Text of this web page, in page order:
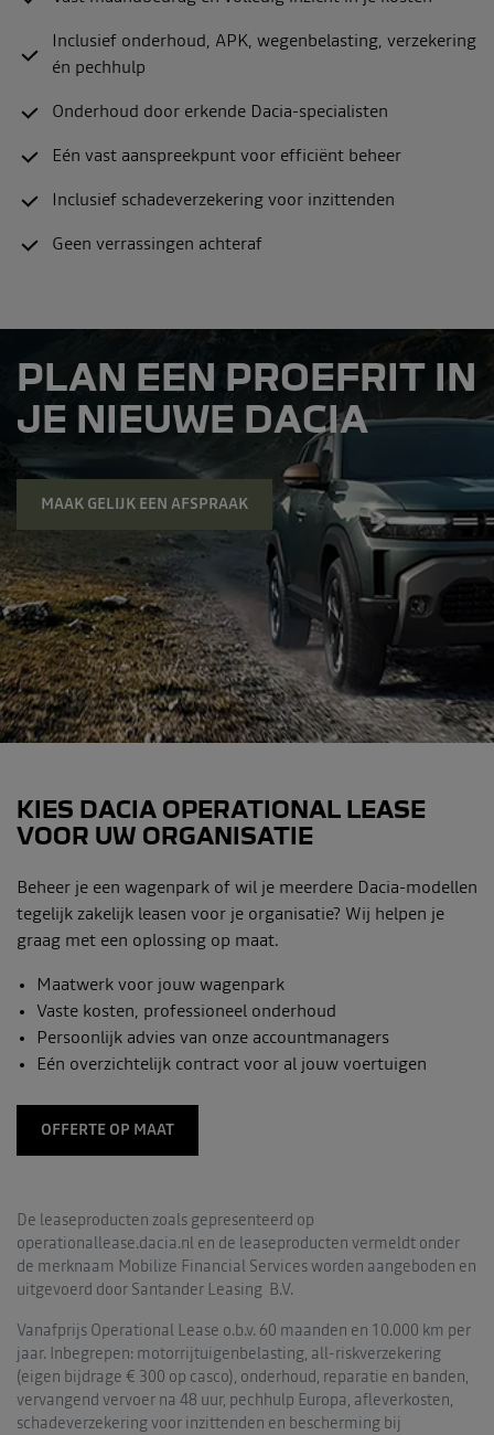
Inclusief onderhoud, APK, wegenbelasting, verzekering
én pechhulp
Onderhoud door erkende Dacia-specialisten
Eén vast aanspreekpunt voor efficiënt beheer
Inclusief schadeverzekering voor inzittenden
Geen verrassingen achteraf
PLAN EEN PROEFRIT IN
JE NIEUWE DACIA
MAAK GELIJK EEN AFSPRAAK
KIES DACIA OPERATIONAL LEASE
VOOR UW ORGANISATIE
Beheer je een wagenpark of wil je meerdere Dacia-modellen
tegelijk zakelijk leasen voor je organisatie? Wij helpen je
graag met een oplossing op maat.
Maatwerk voor jouw wagenpark
Vaste kosten, professioneel onderhoud
Persoonlijk advies van onze accountmanagers
Eén overzichtelijk contract voor al jouw voertuigen
OFFERTE OP MAAT
De leaseproducten zoals gepresenteerd op
operationallease.dacia.nl en de leaseproducten vermeldt onder
de merknaam Mobilize Financial Services worden aangeboden en
uitgevoerd door Santander Leasing B.V.
Vanafprijs Operational Lease o.b.v. 60 maanden en 10.000 km per
jaar. Inbegrepen: motorrijtuigenbelasting, all-riskverzekering
(eigen bijdrage € 300 op casco), onderhoud, reparatie en banden,
vervangend vervoer na 48 uur, pechhulp Europa, afleverkosten,
schadeverzekering voor inzittenden en bescherming bij